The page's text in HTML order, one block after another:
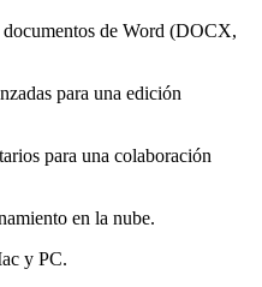
de Word (DOCX,
para una edición
para una colaboración
en la nube.
y PC.